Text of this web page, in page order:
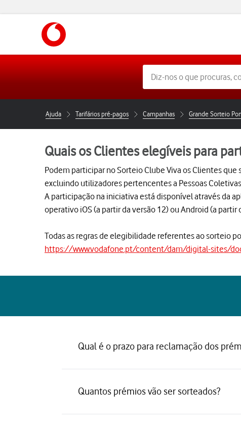
Ajuda Tarifários pré-pagos Campanhas
Quais os Clientes elegíveis para
Podem participar no Sorteio Clube Viva os Clientes
excluindo utilizadores pertencentes a Pessoas
A participação na iniciativa está disponível através da
operativo iOS (a partir da versão 12) ou Android (a partir
Todas as regras de elegibilidade referentes ao sorteio
https://www.vodafone.pt/content/dam/digital-sites/
Qual é o prazo para reclamação dos
Quantos prémios vão ser sorteados?